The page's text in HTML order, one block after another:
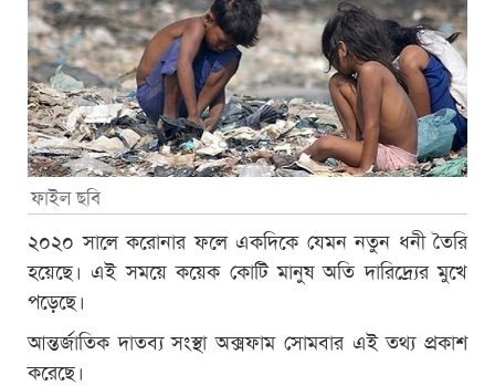
ফাইল ছবি
২০২০ সালে করোনার ফলে একদিকে যেমন নতুন ধনী তৈরি
হয়েছে। এই সময়ে কয়েক কোটি মানুষ অতি দারিদ্র্যের মুখে
পড়েছে।
আন্তর্জাতিক দাতব্য সংস্থা অক্সফাম সোমবার এই তথ্য প্রকাশ
করেছে।